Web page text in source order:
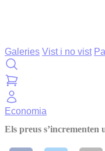
Galeries Vist i no vist
Economia
Els preus s’incrementen